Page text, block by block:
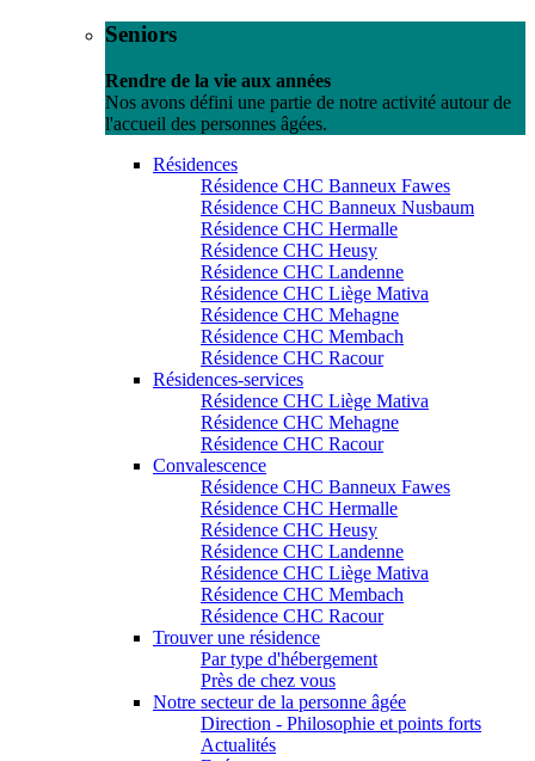
Seniors
Rendre de la vie aux années
Nos avons défini une partie de notre activité autour de
l'accueil des personnes âgées.
Résidences
Résidence CHC Banneux Fawes
Résidence CHC Banneux Nusbaum
Résidence CHC Hermalle
Résidence CHC Heusy
Résidence CHC Landenne
Résidence CHC Liège Mativa
Résidence CHC Mehagne
Résidence CHC Membach
Résidence CHC Racour
Résidences-services
Résidence CHC Liège Mativa
Résidence CHC Mehagne
Résidence CHC Racour
Convalescence
Résidence CHC Banneux Fawes
Résidence CHC Hermalle
Résidence CHC Heusy
Résidence CHC Landenne
Résidence CHC Liège Mativa
Résidence CHC Membach
Résidence CHC Racour
Trouver une résidence
Par type d'hébergement
Près de chez vous
Notre secteur de la personne âgée
Direction - Philosophie et points forts
Actualités